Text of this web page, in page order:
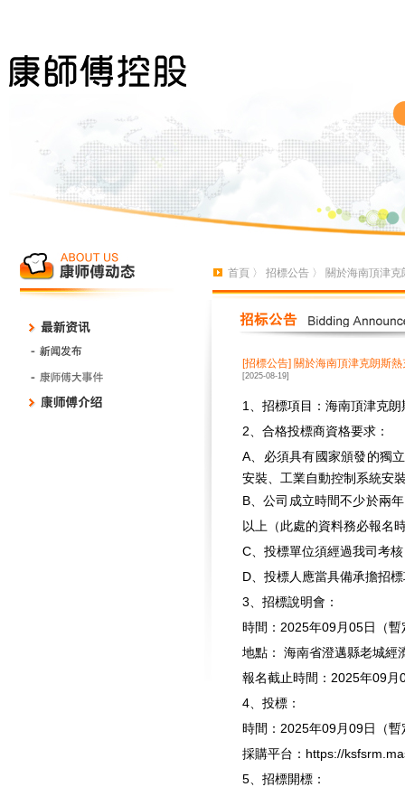
首頁 〉 招標公告 〉 關於海南頂津
[招標公告] 關於海南頂津克朗斯
[2025-08-19]
1、招標項目： 海南頂津克
2、合格投標商資格要求：
A、必須具有國家頒發的獨
安裝、工業自動控制系統安
B、公司成立時間不少於兩
以上（此處的資料務必報名
C、投標單位須經過我司考
D、投標人應當具備承擔招
3、招標說明會：
時間：2025年09月05日（暫
地點：
海南省澄邁縣老城經
報名截止時間：2025年09月
4、投標：
時間：2025年09月09日（暫
採購平台：https://
5、招標開標：